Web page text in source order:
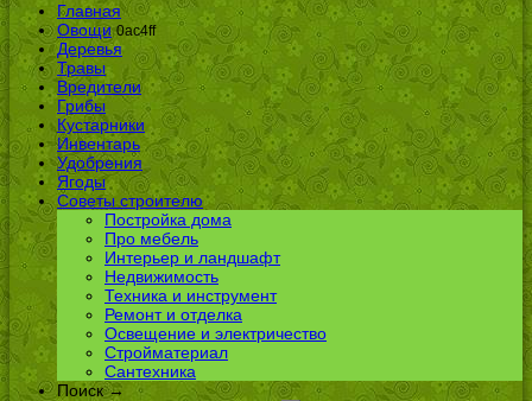
Главная
Овощи 0ac4ff
Деревья
Травы
Вредители
Грибы
Кустарники
Инвентарь
Удобрения
Ягоды
Советы строителю
Постройка дома
Про мебель
Интерьер и ландшафт
Недвижимость
Техника и инструмент
Ремонт и отделка
Освещение и электричество
Стройматериал
Сантехника
Поиск →